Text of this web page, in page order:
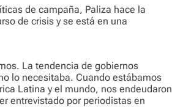
de campaña, Paliza hace la
de crisis y se está en una
La tendencia de gobiernos
lo necesitaba. Cuando estábamos
Latina y el mundo, nos endeudaron
entrevistado por periodistas en